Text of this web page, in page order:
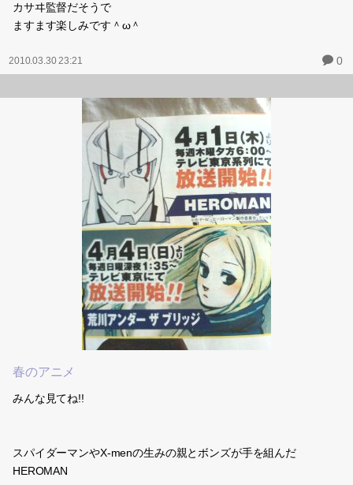
カサヰ監督だそうで
ますます楽しみです＾ω＾
2010.03.30 23:21 0
春のアニメ
みんな見てね!!
スパイダーマンやX-menの生みの親とボンズが手を組んだ
HEROMAN